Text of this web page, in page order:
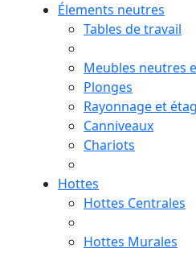
Élements neutres
Tables de travail
Meubles neutres
Plonges
Rayonnage et
Canniveaux
Chariots
Hottes
Hottes Centrales
Hottes Murales